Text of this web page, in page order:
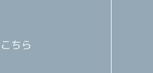
ちら